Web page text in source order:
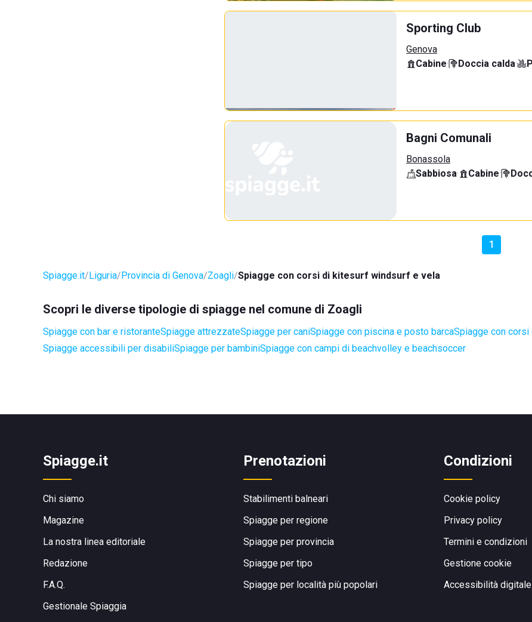
Sporting Club
Genova
Cabine· Doccia calda·
Bagni Comunali
Bonassola
Sabbiosa· Cabine·
1
Spiagge.it Liguria Provincia di Genova Zoagli Spiagge con corsi di kitesurf windsurf e vela
Scopri le diverse tipologie di spiagge nel comune di Zoagli
Spiagge con bar e ristoranteSpiagge attrezzateSpiagge per caniSpiagge con piscina e posto barcaSpiagge con
Spiagge accessibili per disabiliSpiagge per bambiniSpiagge con campi di beachvolley e beachsoccer
Spiagge.it
Chi siamo
Magazine
La nostra linea editoriale
Redazione
F.A.Q.
Gestionale Spiaggia
Prenotazioni
Stabilimenti balneari
Spiagge per regione
Spiagge per provincia
Spiagge per tipo
Spiagge per località più popolari
Condizioni
Cookie policy
Privacy policy
Termini e condizioni
Gestione cookie
Accessibilità digitale